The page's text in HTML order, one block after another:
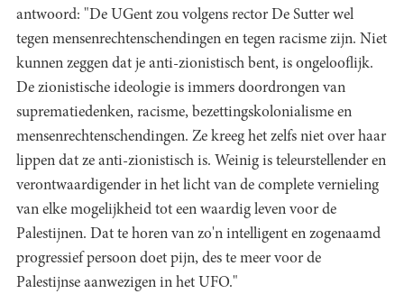
antwoord: "De UGent zou volgens rector De Sutter wel
tegen mensenrechtenschendingen en tegen racisme zijn. Niet
kunnen zeggen dat je anti-zionistisch bent, is ongelooflijk.
De zionistische ideologie is immers doordrongen van
suprematiedenken, racisme, bezettingskolonialisme en
mensenrechtenschendingen. Ze kreeg het zelfs niet over haar
lippen dat ze anti-zionistisch is. Weinig is teleurstellender en
verontwaardigender in het licht van de complete vernieling
van elke mogelijkheid tot een waardig leven voor de
Palestijnen. Dat te horen van zo'n intelligent en zogenaamd
progressief persoon doet pijn, des te meer voor de
Palestijnse aanwezigen in het UFO."